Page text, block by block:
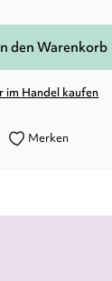
den Warenkorb
im Handel kaufen
Merken